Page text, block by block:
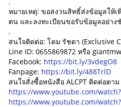
หมายเหตุ: ขอสงวนสิทธิ์ส่งข้อมูลให้เ
ตน และลงทะเบียนขอรับข้อมูลอย่าง
.
สนใจติดต่อ: โดม รัชดา (Exclusive
Line ID: 0655869872 หรือ
Facebook: https://bit.ly/3vdegO8
Fanpage: https://bit.ly/488TrlD
สนใจสั่งซื้อหนังสือ ALCPT ติดต่อตา
https://www.youtube.com/
https://www.youtube.com/